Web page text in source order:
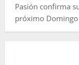
Pasión confirma
próximo Domingo